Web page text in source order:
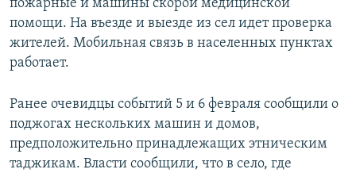
пожарные и машины скорой медицинской
помощи. На въезде и выезде из сел идет проверка
жителей. Мобильная связь в населенных пунктах
работает.
Ранее очевидцы событий 5 и 6 февраля сообщили о
поджогах нескольких машин и домов,
предположительно принадлежащих этническим
таджикам. Власти сообщили, что в село, где